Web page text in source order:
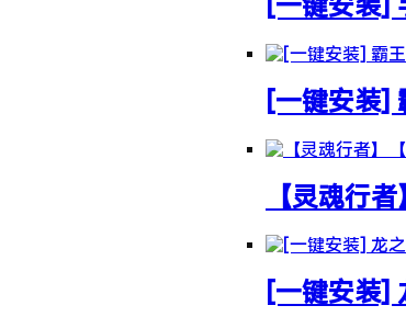
[一键安装]
[一键安装]
【灵魂行
[一键安装]